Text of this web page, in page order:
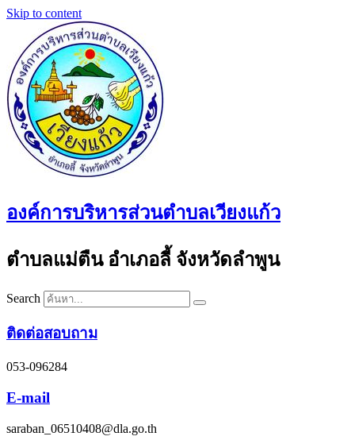
Skip to content
องค์การบริหารส่วนตำบลเวียงแก้ว
ตำบลแม่ตืน อำเภอลี้ จังหวัดลำพูน
Search
ติดต่อสอบถาม
053-096284
E-mail
saraban_06510408@dla.go.th